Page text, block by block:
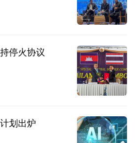
停火协议
划出炉